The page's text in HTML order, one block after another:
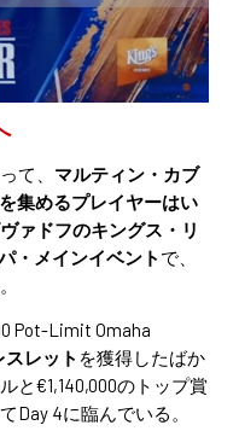
て、 マルティン・カブ
集めるプレイヤーはい
ァドフのキングス・リ
・メインイベント で、
Pot-Limit Omaha
スレット を獲得したばか
と€1,140,000のトップ賞
Day 4に臨んでいる。